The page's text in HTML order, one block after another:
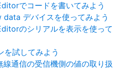
でコードを書いてみよう
デバイスを使ってみよう
のシリアルを表示を使って
試してみよう
線通信の受信機側の値の取り扱